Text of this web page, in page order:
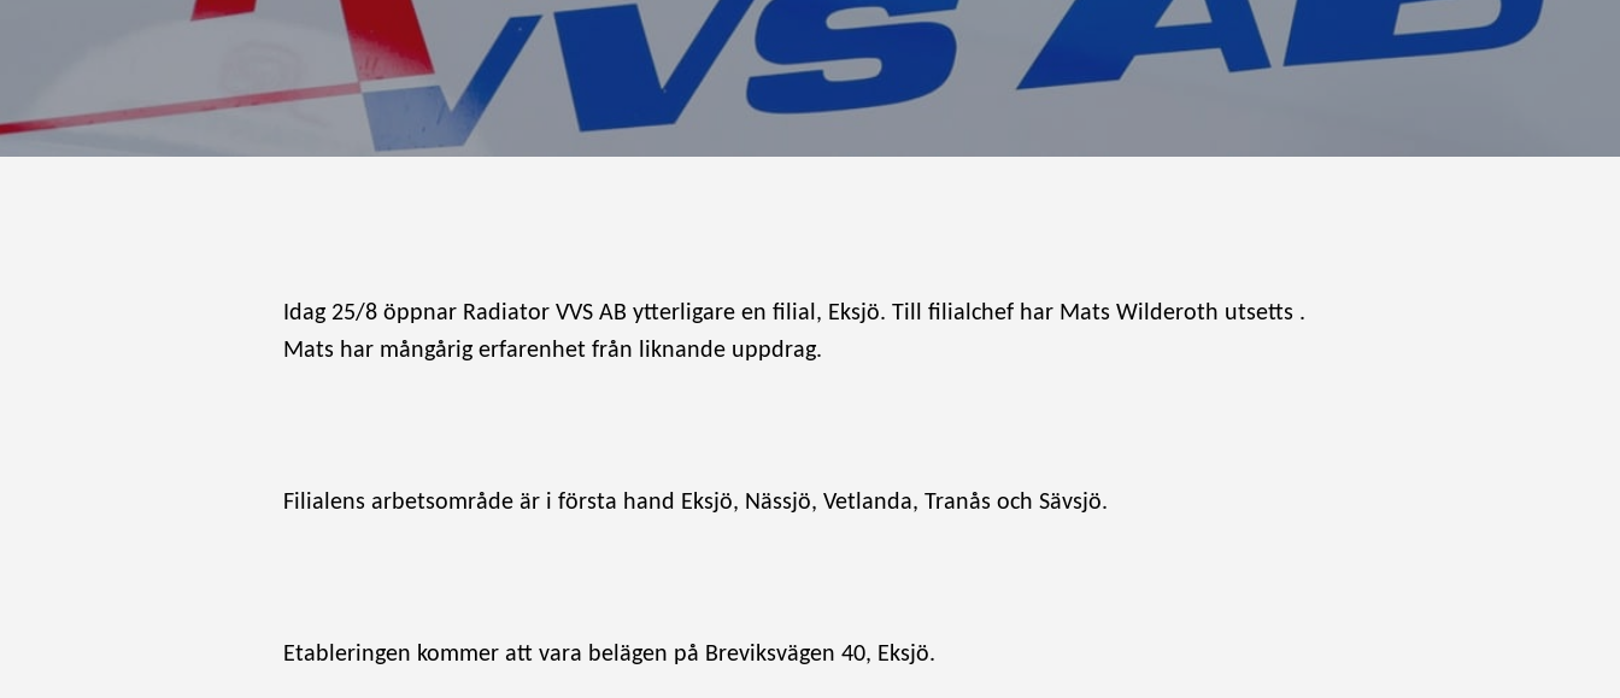
Idag 25/8 öppnar Radiator VVS AB ytterligare en filial, Eksjö. Till filialchef har Mats Wilderoth utsetts .
Mats har mångårig erfarenhet från liknande uppdrag.
Filialens arbetsområde är i första hand Eksjö, Nässjö, Vetlanda, Tranås och Sävsjö.
Etableringen kommer att vara belägen på Breviksvägen 40, Eksjö.